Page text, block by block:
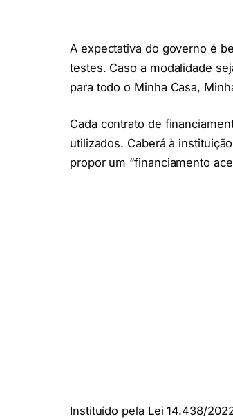
A expectativa do governo é
testes. Caso a modalidade
para todo o Minha Casa,
Cada contrato de
utilizados. Caberá à
propor um “financiamento
Instituído pela Lei 14.438/